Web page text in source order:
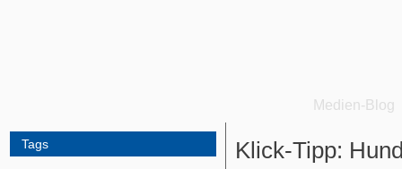
Medien-Blog
Tags Klick-Tipp: